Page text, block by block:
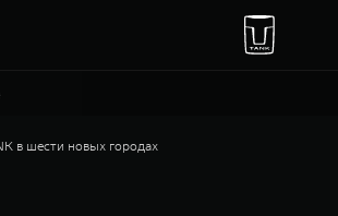
в шести новых городах